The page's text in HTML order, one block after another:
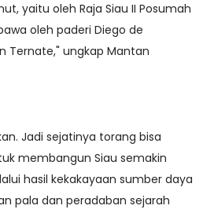
yaitu oleh Raja Siau II Posumah
oleh paderi Diego de
Ternate," ungkap Mantan
Jadi sejatinya torang bisa
membangun Siau semakin
hasil kekakayaan sumber daya
pala dan peradaban sejarah